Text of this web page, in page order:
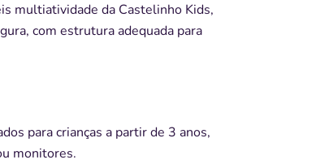
multiatividade da Castelinho Kids,
com estrutura adequada para
para crianças a partir de 3 anos,
monitores.